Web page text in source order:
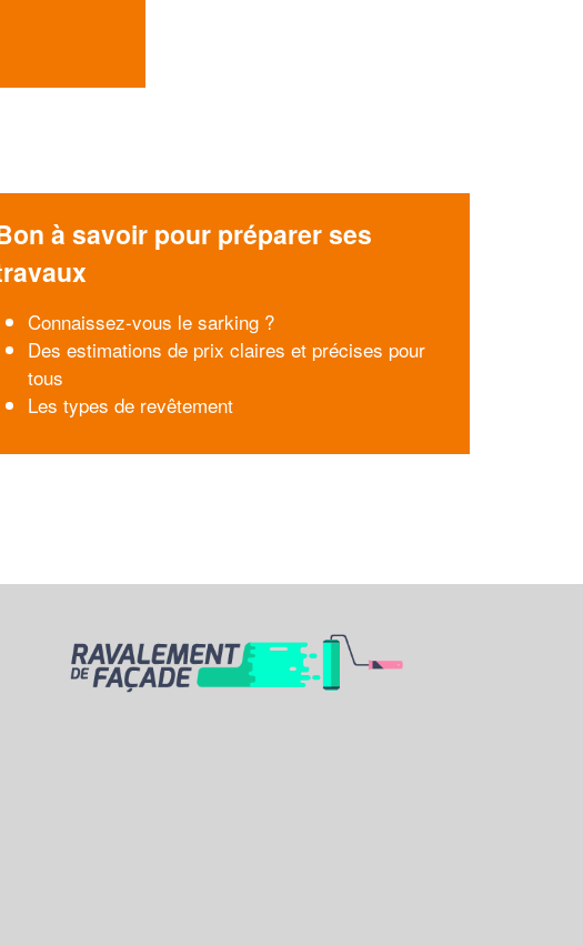
à savoir pour préparer ses
Connaissez-vous le sarking ?
Des estimations de prix claires et précises pour
tous
Les types de revêtement